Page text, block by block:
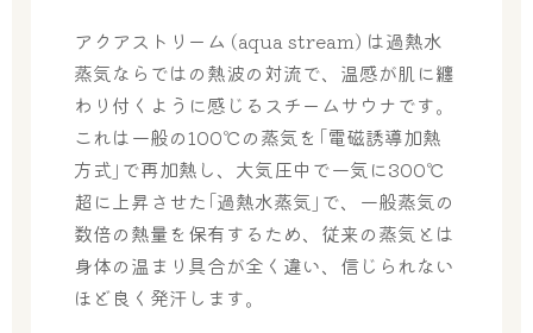
アクアストリーム (aqua stream) は過熱水
蒸気ならではの熱波の対流で、温感が肌に纏
わり付くように感じるスチームサウナです。
これは一般の100℃の蒸気を｢電磁誘導加熱
方式｣で再加熱し、大気圧中で一気に300℃
超に上昇させた｢過熱水蒸気｣で、一般蒸気の
数倍の熱量を保有するため、従来の蒸気とは
身体の温まり具合が全く違い、信じられない
ほど良く発汗します。